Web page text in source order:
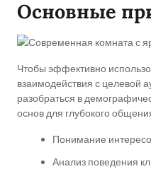
Основные
Чтобы эффективно
взаимодействия с целевой
разобраться в
основ для глубокого
Понимание
Анализ поведения